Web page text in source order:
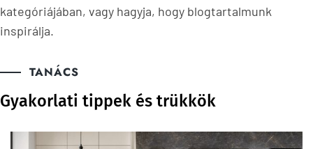
kategóriájában, vagy hagyja, hogy blogtartalmunk
inspirálja.
TANÁCS
Gyakorlati tippek és trükkök